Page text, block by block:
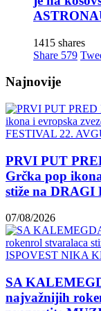
1415 shares
Share 579
Najnovije
PRVI PUT
Grčka pop
stiže na DRAGI
07/08/2026
SA
najvažnijih